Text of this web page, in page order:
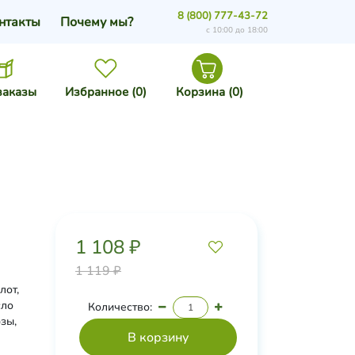
Избранное (0) Корзина (0)
Почему мы? 8 (800) 777-43-72
с 10:00 до 18:00
1 108 ₽
1 119 ₽
Количество: